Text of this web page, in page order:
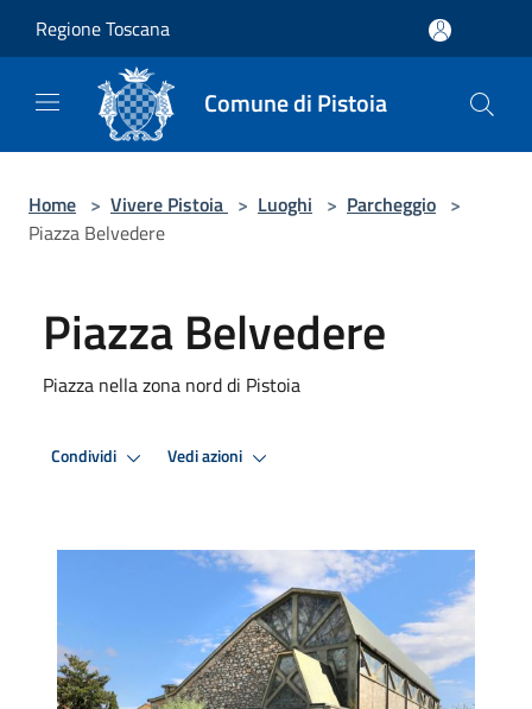
Regione Toscana
Comune di Pistoia
Home > Vivere Pistoia > Luoghi > Parcheggio >
Piazza Belvedere
Piazza Belvedere
Piazza nella zona nord di Pistoia
Condividi Vedi azioni